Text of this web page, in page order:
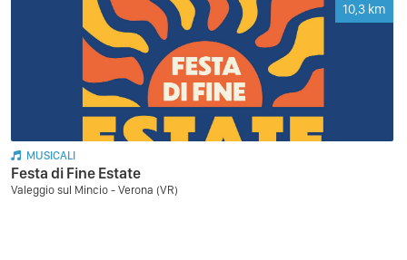
10,3 km
MUSICALI
Festa di Fine Estate
Valeggio sul Mincio - Verona (VR)